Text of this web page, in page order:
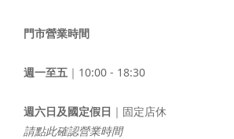
門市營業時間
週一至五 ｜10:00 - 18:30
週六日及國定假日 ｜固定店休
請點此確認營業時間